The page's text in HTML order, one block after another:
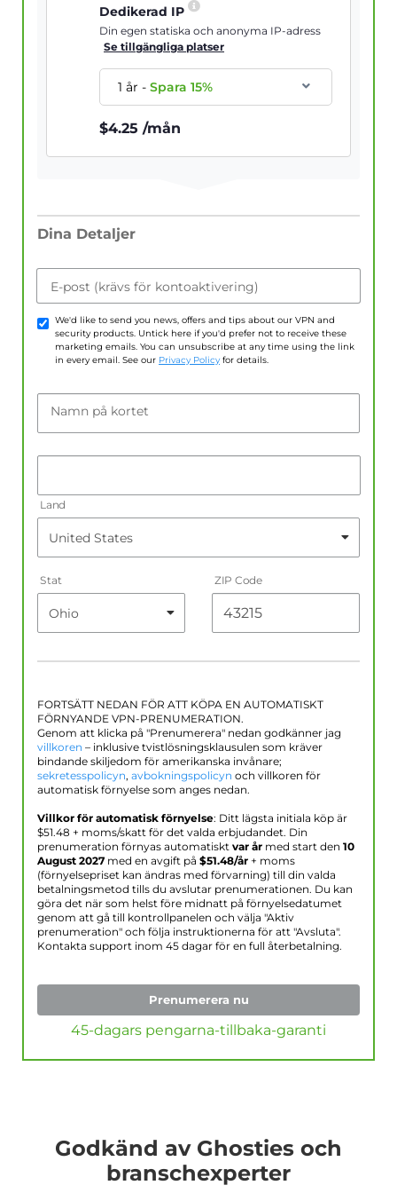
Dedikerad IP
Din egen statiska och anonyma IP-adress
Se tillgängliga platser
1 år-Spara15%
$4.25 /mån
Dina Detaljer
E-post (krävs för kontoaktivering)
We'd like to send you news, offers and tips about our VPN and
security products. Untick here if you'd prefer not to receive these
marketing emails. You can unsubscribe at any time using the link
in every email. See our Privacy Policy for details.
Namn på kortet
Land
Stat ZIP Code
FORTSÄTT NEDAN FÖR ATT KÖPA EN AUTOMATISKT
FÖRNYANDE VPN-PRENUMERATION.
Genom att klicka på "Prenumerera" nedan godkänner jag
villkoren – inklusive tvistlösningsklausulen som kräver
bindande skiljedom för amerikanska invånare;
sekretesspolicyn, avbokningspolicyn och villkoren för
automatisk förnyelse som anges nedan.
Villkor för automatisk förnyelse: Ditt lägsta initiala köp är
$51.48 + moms/skatt för det valda erbjudandet. Din
prenumeration förnyas automatiskt var år med start den 10
August 2027 med en avgift på $51.48/år + moms
(förnyelsepriset kan ändras med förvarning) till din valda
betalningsmetod tills du avslutar prenumerationen. Du kan
göra det när som helst före midnatt på förnyelsedatumet
genom att gå till kontrollpanelen och välja "Aktiv
prenumeration" och följa instruktionerna för att "Avsluta".
Kontakta support inom 45 dagar för en full återbetalning.
Prenumerera nu
45-dagars pengarna-tillbaka-garanti
Godkänd av Ghosties och
branschexperter